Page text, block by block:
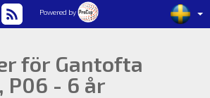
Powered by
för Gantofta
P06 - 6 år